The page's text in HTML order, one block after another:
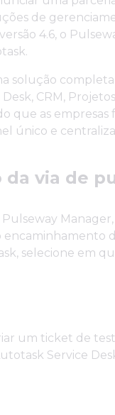
de
4.6, o
solução
CRM,
que as
único e
da via de
Pulseway
encaminhamento
selecione em
um ticket de
Service